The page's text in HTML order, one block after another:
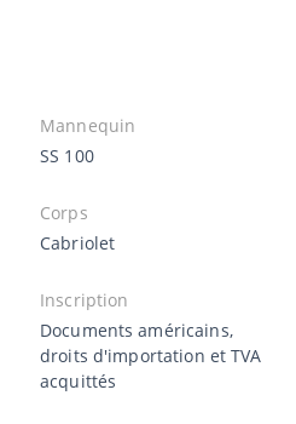
Mannequin
SS 100
Corps
Cabriolet
Inscription
Documents américains,
droits d'importation et TVA
acquittés